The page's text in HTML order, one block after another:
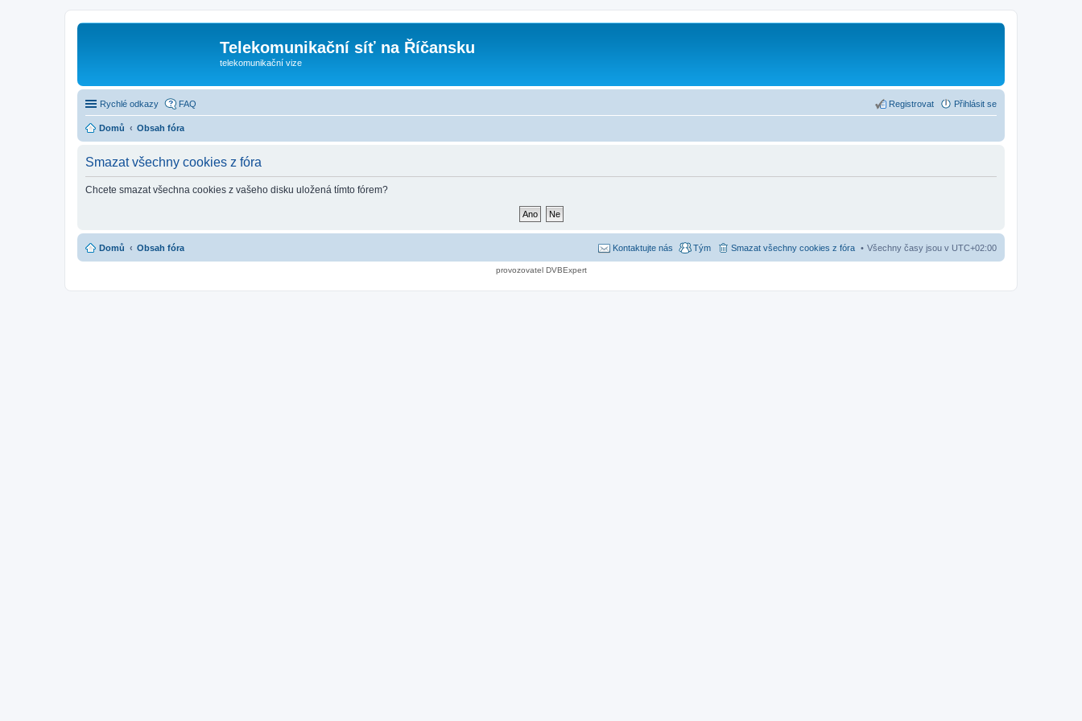
Telekomunikační síť na Říčansku
telekomunikační vize
Rychlé odkazy FAQ Přihlásit se
Registrovat
Domů Obsah fóra
Smazat všechny cookies z fóra
Chcete smazat všechna cookies z vašeho disku uložená tímto fórem?
Domů Obsah fóra Všechny časy jsou v UTC+02:00
Smazat všechny cookies z fóra
Tým
Kontaktujte nás
provozovatel DVBExpert